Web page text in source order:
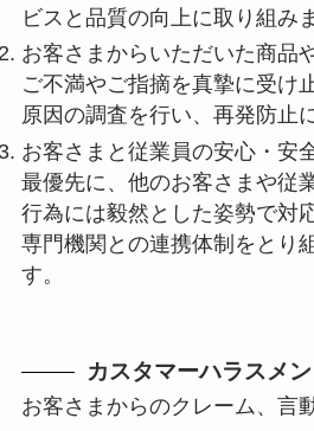
ビスと品質の向上に取り組み
お客さまからいただいた商品
ご不満やご指摘を真摯に受け
原因の調査を行い、再発防止
お客さまと従業員の安心・安
最優先に、他のお客さまや従
行為には毅然とした姿勢で対
専門機関との連携体制をとり
す。
カスタマーハラスメ
お客さまからのクレーム、言